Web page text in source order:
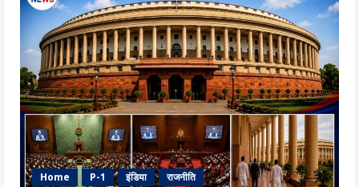
Home P-1 इंडिया राजनीति